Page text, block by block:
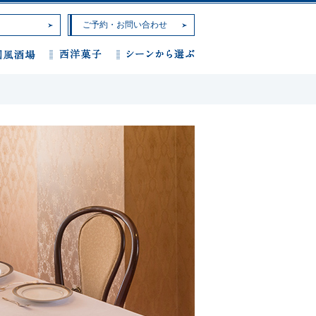
ご予約・お問い合わせ